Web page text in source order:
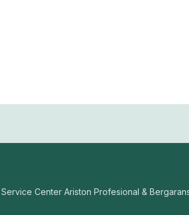
Center Ariston Profesional &